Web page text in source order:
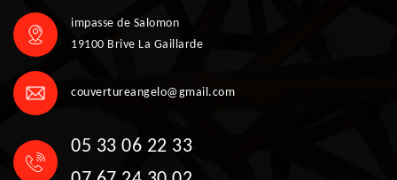
impasse de Salomon
19100 Brive La Gaillarde
couvertureangelo@gmail.com
05 33 06 22 33